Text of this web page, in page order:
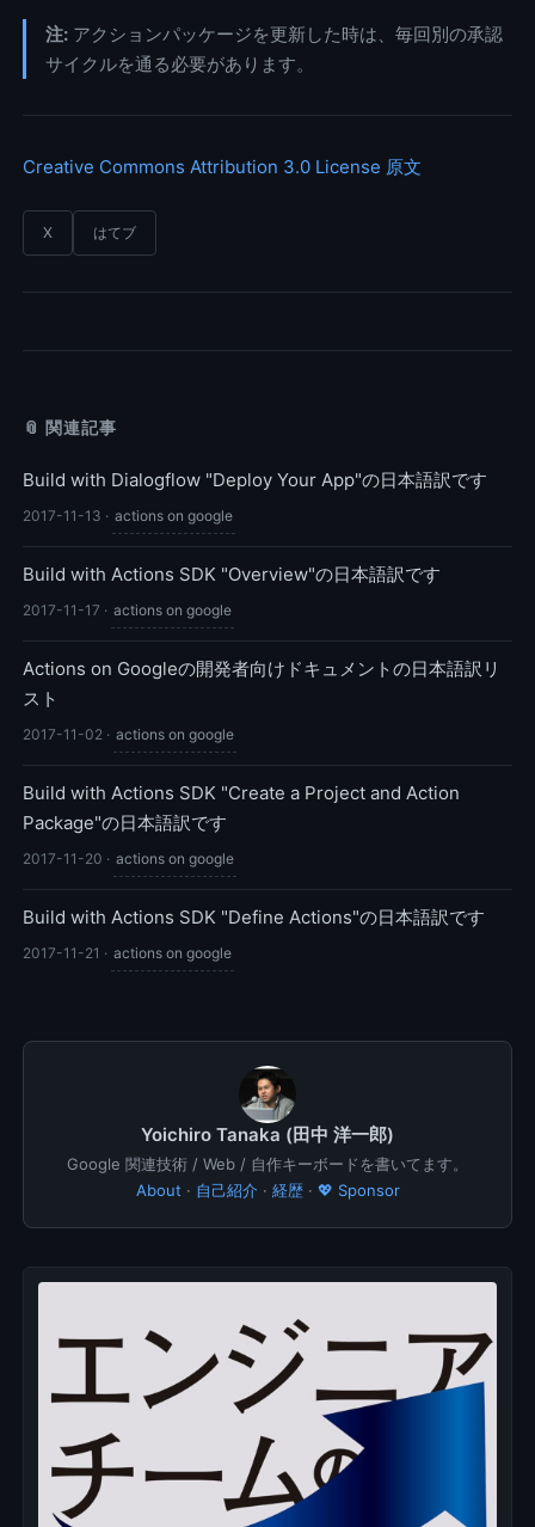
注:アクションパッケージを更新した時は、毎回別の承認
サイクルを通る必要があります。
Creative Commons Attribution 3.0 License 原文
X はてブ
📎 関連記事
Build with Dialogflow "Deploy Your App"の日本語訳です
2017-11-13 · actions on google
Build with Actions SDK "Overview"の日本語訳です
2017-11-17 · actions on google
Actions on Googleの開発者向けドキュメントの日本語訳リ
スト
2017-11-02 · actions on google
Build with Actions SDK "Create a Project and Action
Package"の日本語訳です
2017-11-20 · actions on google
Build with Actions SDK "Define Actions"の日本語訳です
2017-11-21 · actions on google
Yoichiro Tanaka (田中 洋一郎)
Google 関連技術 / Web / 自作キーボードを書いてます。
About · 自己紹介· 経歴· 💖 Sponsor